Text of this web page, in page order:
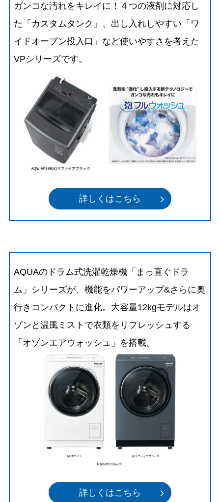
ガンコな汚れをキレイに！４つの液剤に対応し
た「カスタムタンク」、出し入れしやすい「ワ
イドオープン投入口」など使いやすさを考えた
VPシリーズです。
詳しくはこちら
AQUAのドラム式洗濯乾燥機「まっ直ぐドラ
ム」シリーズが、機能をパワーアップ&さらに奥
行きコンパクトに進化。大容量12kgモデルはオ
ゾンと温風ミストで衣類をリフレッシュする
「オゾンエアウォッシュ」を搭載。
詳しくはこちら